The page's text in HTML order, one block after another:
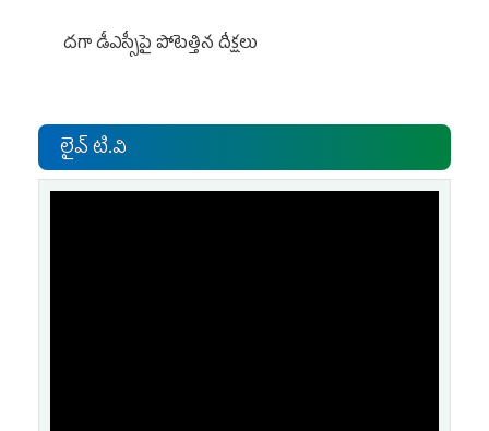
దగా డీఎస్సీపై పోటెత్తిన దీక్షలు
లైవ్ టి.వి